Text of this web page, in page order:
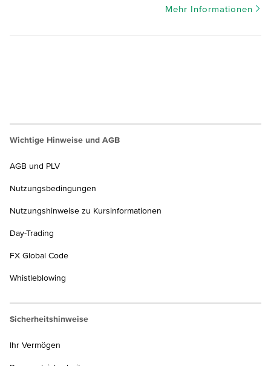
Mehr Informationen
Wichtige Hinweise und AGB
AGB und PLV
Nutzungsbedingungen
Nutzungshinweise zu Kursinformationen
Day-Trading
FX Global Code
Whistleblowing
Sicherheitshinweise
Ihr Vermögen